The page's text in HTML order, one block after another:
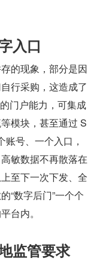
入口
的现象，部分是因
行采购，这造成了
门户能力，可集成
模块，甚至通过 S
号、一个入口，
敏数据不再散落在
至下一次下发、全
“数字后门”一个个
台内。
监管要求